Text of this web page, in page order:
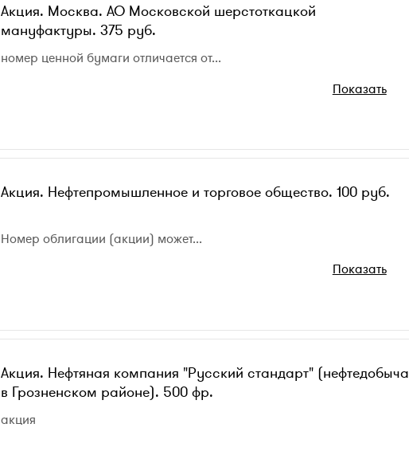
Акция. Москва. АО Московской шерстоткацкой
мануфактуры. 375 руб.
номер ценной бумаги отличается от...
Показать
Акция. Нефтепромышленное и торговое общество. 100 руб.
Номер облигации (акции) может...
Показать
Акция. Нефтяная компания "Русский стандарт" (нефтедобыча
в Грозненском районе). 500 фр.
акция